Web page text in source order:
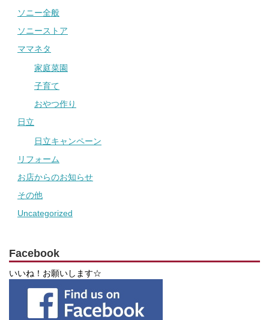
ソニー全般
ソニーストア
ママネタ
家庭菜園
子育て
おやつ作り
日立
日立キャンペーン
リフォーム
お店からのお知らせ
その他
Uncategorized
Facebook
いいね！お願いします☆